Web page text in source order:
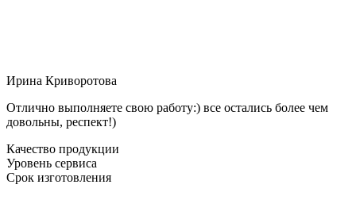
Ирина Криворотова
Отлично выполняете свою работу:) все остались более чем
довольны, респект!)
Качество продукции
Уровень сервиса
Срок изготовления